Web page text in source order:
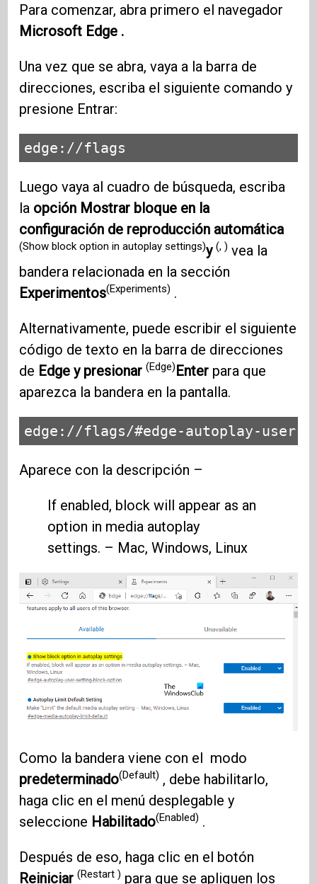
Para comenzar, abra primero el navegador
Microsoft Edge .
Una vez que se abra, vaya a la barra de
direcciones, escriba el siguiente comando y
presione Entrar:
edge://flags
Luego vaya al cuadro de búsqueda, escriba
la opción Mostrar bloque en la
configuración de reproducción automática
(Show block option in autoplay settings)y(, ) vea la
bandera relacionada en la sección
Experimentos(Experiments) .
Alternativamente, puede escribir el siguiente
código de texto en la barra de direcciones
de Edge y presionar(Edge)Enter para que
aparezca la bandera en la pantalla.
edge://flags/#edge-autoplay-user-
Aparece con la descripción –
If enabled, block will appear as an
option in media autoplay
settings. – Mac, Windows, Linux
Como la bandera viene con el modo
predeterminado(Default) , debe habilitarlo,
haga clic en el menú desplegable y
seleccione Habilitado(Enabled) .
Después de eso, haga clic en el botón
Reiniciar(Restart ) para que se apliquen los